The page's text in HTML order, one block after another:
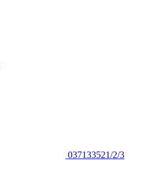
037133521/2/3